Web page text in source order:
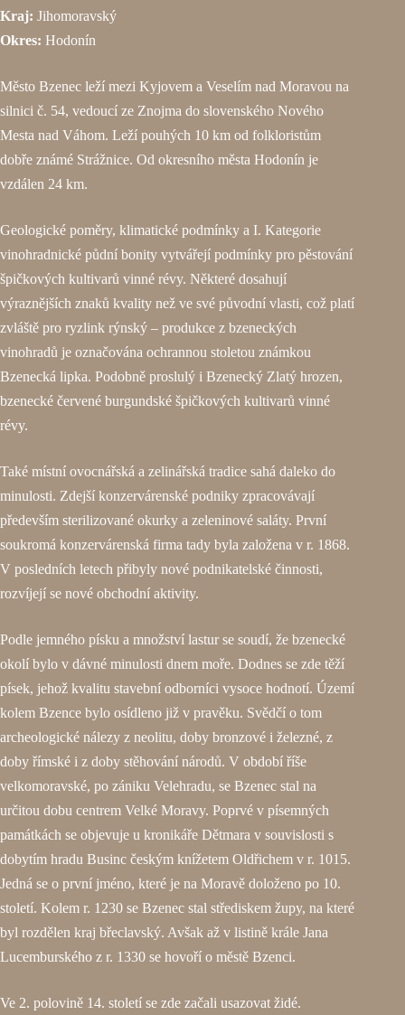
Kraj: Jihomoravský
Okres: Hodonín
Město Bzenec leží mezi Kyjovem a Veselím nad Moravou na
silnici č. 54, vedoucí ze Znojma do slovenského Nového
Mesta nad Váhom. Leží pouhých 10 km od folkloristům
dobře známé Strážnice. Od okresního města Hodonín je
vzdálen 24 km.
Geologické poměry, klimatické podmínky a I. Kategorie
vinohradnické půdní bonity vytvářejí podmínky pro pěstování
špičkových kultivarů vinné révy. Některé dosahují
výraznějších znaků kvality než ve své původní vlasti, což platí
zvláště pro ryzlink rýnský – produkce z bzeneckých
vinohradů je označována ochrannou stoletou známkou
Bzenecká lipka. Podobně proslulý i Bzenecký Zlatý hrozen,
bzenecké červené burgundské špičkových kultivarů vinné
révy.
Také místní ovocnářská a zelinářská tradice sahá daleko do
minulosti. Zdejší konzervárenské podniky zpracovávají
především sterilizované okurky a zeleninové saláty. První
soukromá konzervárenská firma tady byla založena v r. 1868.
V posledních letech přibyly nové podnikatelské činnosti,
rozvíjejí se nové obchodní aktivity.
Podle jemného písku a množství lastur se soudí, že bzenecké
okolí bylo v dávné minulosti dnem moře. Dodnes se zde těží
písek, jehož kvalitu stavební odborníci vysoce hodnotí. Území
kolem Bzence bylo osídleno již v pravěku. Svědčí o tom
archeologické nálezy z neolitu, doby bronzové i železné, z
doby římské i z doby stěhování národů. V období říše
velkomoravské, po zániku Velehradu, se Bzenec stal na
určitou dobu centrem Velké Moravy. Poprvé v písemných
památkách se objevuje u kronikáře Dětmara v souvislosti s
dobytím hradu Businc českým knížetem Oldřichem v r. 1015.
Jedná se o první jméno, které je na Moravě doloženo po 10.
století. Kolem r. 1230 se Bzenec stal střediskem župy, na které
byl rozdělen kraj břeclavský. Avšak až v listině krále Jana
Lucemburského z r. 1330 se hovoří o městě Bzenci.
Ve 2. polovině 14. století se zde začali usazovat židé.